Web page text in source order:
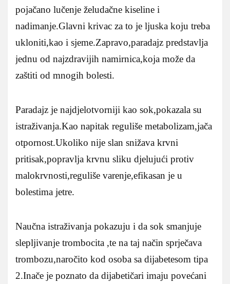
pojačano lučenje želudačne kiseline i
nadimanje.Glavni krivac za to je ljuska koju treba
ukloniti,kao i sjeme.Zapravo,paradajz predstavlja
jednu od najzdravijih namirnica,koja može da
zaštiti od mnogih bolesti.
Paradajz je najdjelotvorniji kao sok,pokazala su
istraživanja.Kao napitak reguliše metabolizam,jača
otpornost.Ukoliko nije slan snižava krvni
pritisak,popravlja krvnu sliku djelujući protiv
malokrvnosti,reguliše varenje,efikasan je u
bolestima jetre.
Naučna istraživanja pokazuju i da sok smanjuje
slepljivanje trombocita ,te na taj način sprječava
trombozu,naročito kod osoba sa dijabetesom tipa
2.Inače je poznato da dijabetičari imaju povećani